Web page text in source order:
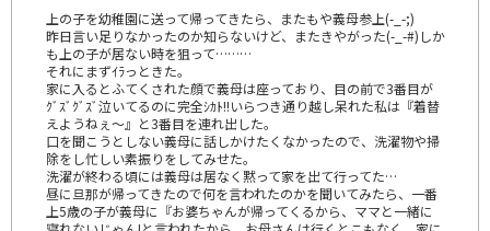
上の子を幼稚園に送って帰ってきたら、またもや義母参上(-_-;)
昨日言い足りなかったのか知らないけど、またきやがった(-_-#)しか
も上の子が居ない時を狙って………
それにまずｲﾗっときた。
家に入るとふてくされた顔で義母は座っており、目の前で3番目が
ｸﾞｽﾞｸﾞｽﾞ泣いてるのに完全ｼｶﾄ!!いらつき通り越し呆れた私は『着替
えようねぇ～』と3番目を連れ出した。
口を聞こうとしない義母に話しかけたくなかったので、洗濯物や掃
除をし忙しい素振りをしてみせた。
洗濯が終わる頃には義母は居なく黙って家を出て行ってた…
昼に旦那が帰ってきたので何を言われたのかを聞いてみたら、一番
上5歳の子が義母に『お婆ちゃんが帰ってくるから、ママと一緒に